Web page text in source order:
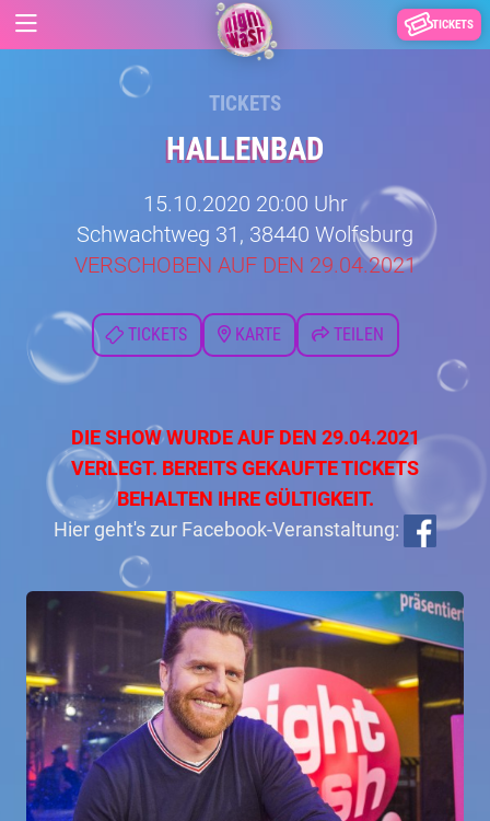
TICKETS
TICKETS
HALLENBAD
15.10.2020 20:00 Uhr
Schwachtweg 31, 38440 Wolfsburg
VERSCHOBEN AUF DEN 29.04.2021
TICKETS KARTE TEILEN
DIE SHOW WURDE AUF DEN 29.04.2021
VERLEGT. BEREITS GEKAUFTE TICKETS
BEHALTEN IHRE GÜLTIGKEIT.
Hier geht's zur Facebook-Veranstaltung: